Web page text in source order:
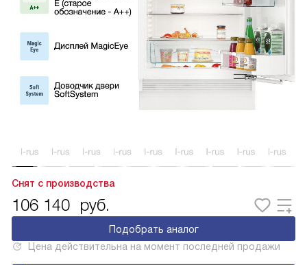
Снят с производства
106 140 руб.
Подобрать аналог
Цена действительна на момент последней продажи